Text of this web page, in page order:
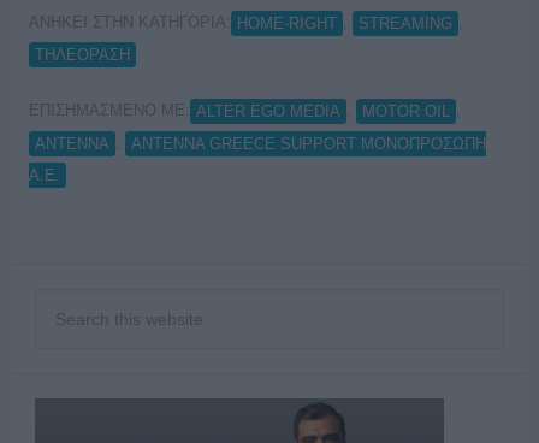
ΑΝΗΚΕΙ ΣΤΗΝ ΚΑΤΗΓΟΡΙΑ: HOME-RIGHT STREAMING
ΤΗΛΕΟΡΑΣΗ
ΕΠΙΣΗΜΑΣΜΕΝΟ ΜΕ: ALTER EGO MEDIA MOTOR OIL
ΑΝΤΕΝΝΑ
ΑΝΤΕΝΝΑ GREECE SUPPORT ΜΟΝΟΠΡΟΣΩΠΗ
Α.Ε.